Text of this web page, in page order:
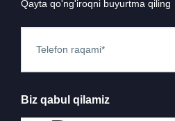
Qayta qo'ng'iroqni buyurtma qiling
Biz qabul qilamiz